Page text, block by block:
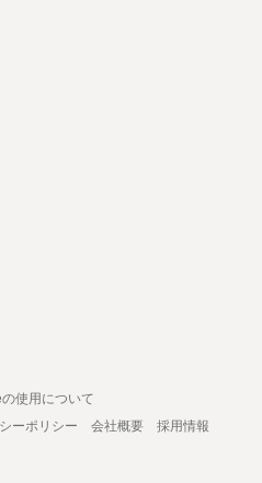
使用について
ーポリシー 会社概要
採用情報